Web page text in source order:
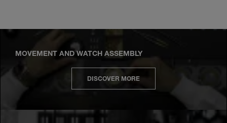
MOVEMENT AND WATCH ASSEMBLY
DISCOVER MORE